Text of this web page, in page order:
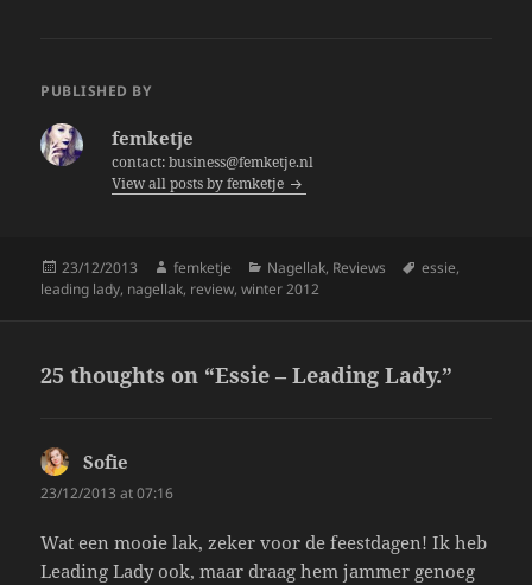
e er
PUBLISHED BY
femketje
contact: business@femketje.nl
View all posts by femketje
Posted
on
23/12/2013 Author
femketje Categories
Nagellak, Reviews Tags
essie,
leading lady, nagellak, review,winter 2012
25 thoughts on “Essie – Leading Lady.”
Sofie
23/12/2013 at 07:16
Wat een mooie lak, zeker voor de feestdagen! Ik heb
Leading Lady ook, maar draag hem jammer genoeg